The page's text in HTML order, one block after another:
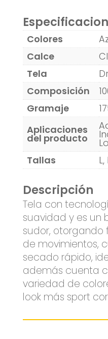
Colores
Calce
Tela
Composición
Gramaje
Aplicaciones
del producto
Tallas
L,
Descripción
Tela con
suavidad y es un
sudor, otorgando
de movimientos,
secado rápido,
además cuenta
variedad de
look más sport